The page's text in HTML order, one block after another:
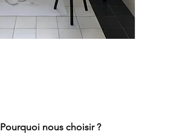
Pourquoi nous choisir ?